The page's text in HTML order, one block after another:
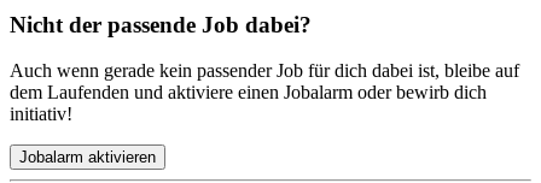
Nicht der passende Job dabei?
Auch wenn gerade kein passender Job für dich dabei ist, bleibe auf
dem Laufenden und aktiviere einen Jobalarm oder bewirb dich
initiativ!
Jobalarm aktivieren